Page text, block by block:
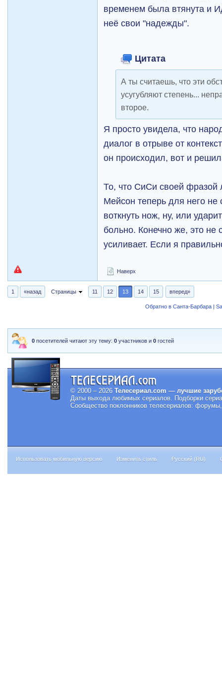
временем была втянута и
неё свои "надежды".
Цитата
А ты считаешь, что эти
усугубляют степень...
второе.
Я просто увидела, что
диалог в отрыве от
он происходил, вот и
То, что СиСи своей фразой
Мейсон теперь для него не
воткнуть нож, ну, или
больно. Конечно же, это не
усиливает. Если я
Наверх
1 «назад Страницы 11 12 13 14 15 вперед»
Обратно в Санта-Барбара |
0 посетителей читают эту тему:0 участников и0 гостей
© 2000 – 2026 Телесериал.com — лучшие
Даты выхода любимых сериалов. Подборки
Сообщество поклонников телесериалов:
Использовать мобильную версию Изменить стиль Русский (RU)